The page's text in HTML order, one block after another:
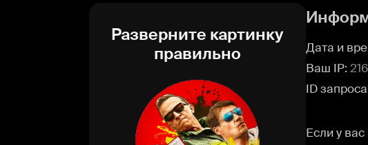
Разверните картинку
правильно
Дата и
Ваш IP:
ID
Если у